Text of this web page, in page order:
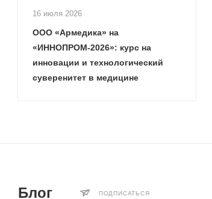
16 июля 2026
ООО «Армедика» на
«ИННОПРОМ-2026»: курс на
инновации и технологический
суверенитет в медицине
Блог ПОДПИСАТЬСЯ